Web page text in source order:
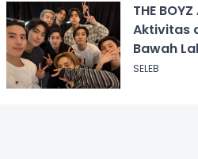
THE
Aktivitas
Bawah
SELEB